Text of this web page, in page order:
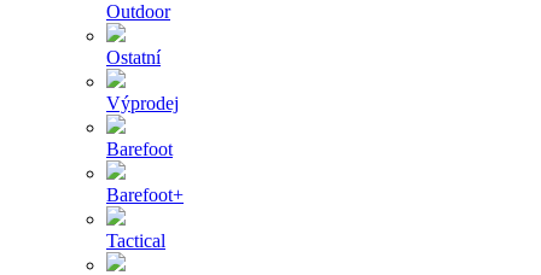
Outdoor
Ostatní
Výprodej
Barefoot
Barefoot+
Tactical